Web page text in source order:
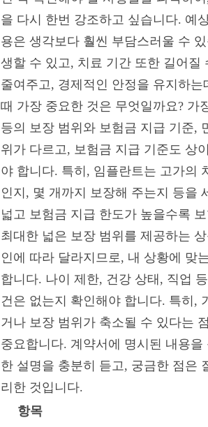
을 다시 한번 강조하고 싶습니다. 예
용은 생각보다 훨씬 부담스러울 수
생할 수 있고, 치료 기간 또한 길어질
줄여주고, 경제적인 안정을 유지하
때 가장 중요한 것은 무엇일까요? 가
등의 보장 범위와 보험금 지급 기준,
위가 다르고, 보험금 지급 기준도 상
야 합니다. 특히, 임플란트는 고가의
인지, 몇 개까지 보장해 주는지 등을
넓고 보험금 지급 한도가 높을수록
최대한 넓은 보장 범위를 제공하는
인에 따라 달라지므로, 내 상황에 맞
합니다. 나이 제한, 건강 상태, 직업
건은 없는지 확인해야 합니다. 특히,
거나 보장 범위가 축소될 수 있다는
중요합니다. 계약서에 명시된 내용
한 설명을 충분히 듣고, 궁금한 점은
리한 것입니다.
항목